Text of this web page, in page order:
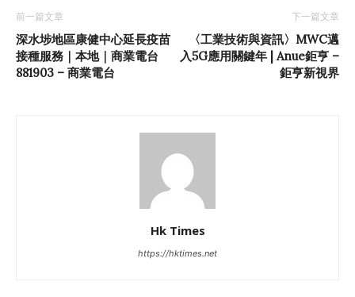
前一篇文章
深水埗地區康健中心延長疫苗
接種服務｜本地｜商業電台
881903 – 商業電台
下一篇文章
〈工業技術與資訊〉MWC邁
入5G應用關鍵年 | Anue鉅亨 –
鉅亨新視界
Hk Times
https://hktimes.net